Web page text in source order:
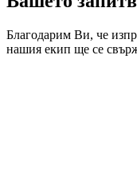
Благодарим Ви, че
нашия екип ще се